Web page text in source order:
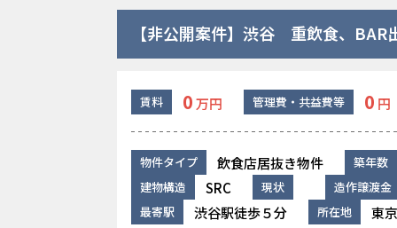
【非公開案件】渋谷 重飲食、BAR
賃料 0万円 管理費・共益費等 0 円
物件タイプ 飲食店居抜き物件
築年数
建物構造
SRC 現状
造作譲渡金
最寄駅
渋谷駅徒歩５分 所在地 東